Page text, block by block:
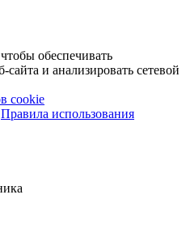
обеспечивать
и анализировать сетевой
cookie
Правила использования